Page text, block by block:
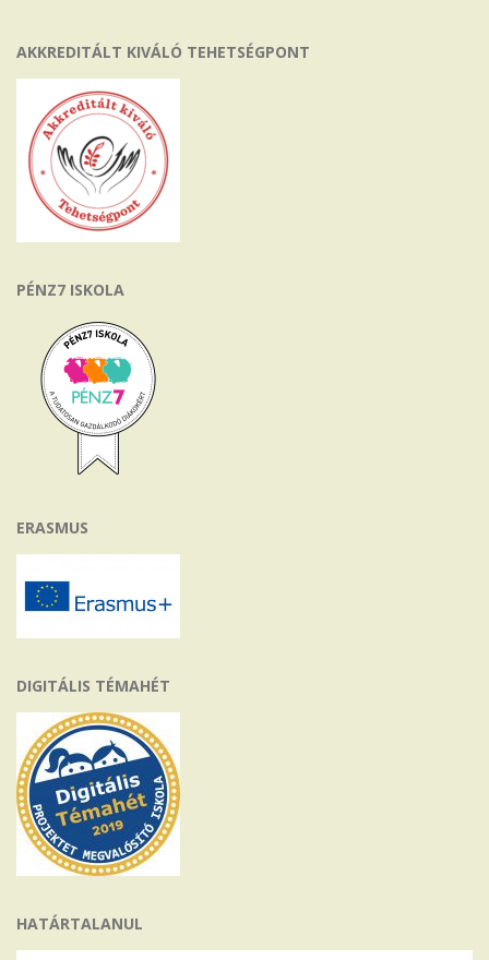
AKKREDITÁLT KIVÁLÓ TEHETSÉGPONT
PÉNZ7 ISKOLA
ERASMUS
DIGITÁLIS TÉMAHÉT
HATÁRTALANUL